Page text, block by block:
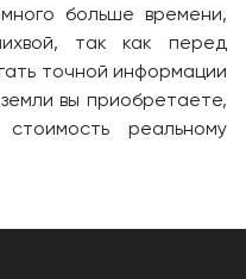
больше времени,
так как перед
точной информации
вы приобретаете,
реальному